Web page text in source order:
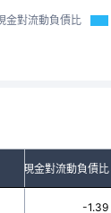
金對流動負債比
營業現金對流動負債比
-1.39